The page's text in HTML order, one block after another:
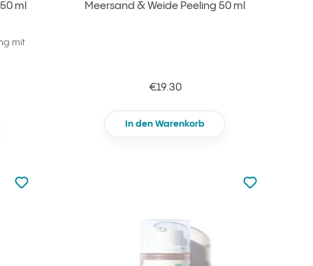
ml
mit
Meersand & Weide Peeling 50 ml
€19.30
In den Warenkorb
zu den Favoriten nicht hinzugefügt
zu Ihren Favoriten hinzufügen
zu den
zu Ihren